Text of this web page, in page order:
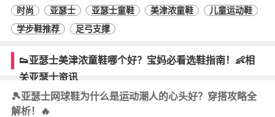
时尚 亚瑟士 亚瑟士童鞋 美津浓童鞋
儿童运动鞋
学步鞋推荐
足弓支撑
👟亚瑟士美津浓童鞋哪个好？宝妈必看选鞋指南！👶相
关亚瑟士资讯
🎾亚瑟士网球鞋为什么是运动潮人的心头好？穿搭攻略全
解析！🔥